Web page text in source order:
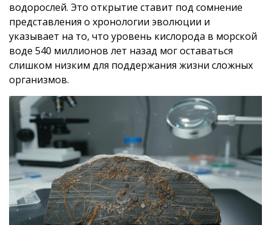
водорослей. Это открытие ставит под сомнение
представления о хронологии эволюции и
указывает на то, что уровень кислорода в морской
воде 540 миллионов лет назад мог оставаться
слишком низким для поддержания жизни сложных
организмов.